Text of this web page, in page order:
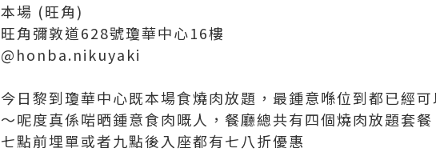
本場 (旺角)
旺角彌敦道628號瓊華中心16樓
@honba.nikuyaki
今日黎到瓊華中心既本場食燒肉放題，最鍾意喺位到都已經
～呢度真係啱晒鍾意食肉嘅人，餐廳總共有四個燒肉放題套
七點前埋單或者九點後入座都有七八折優惠